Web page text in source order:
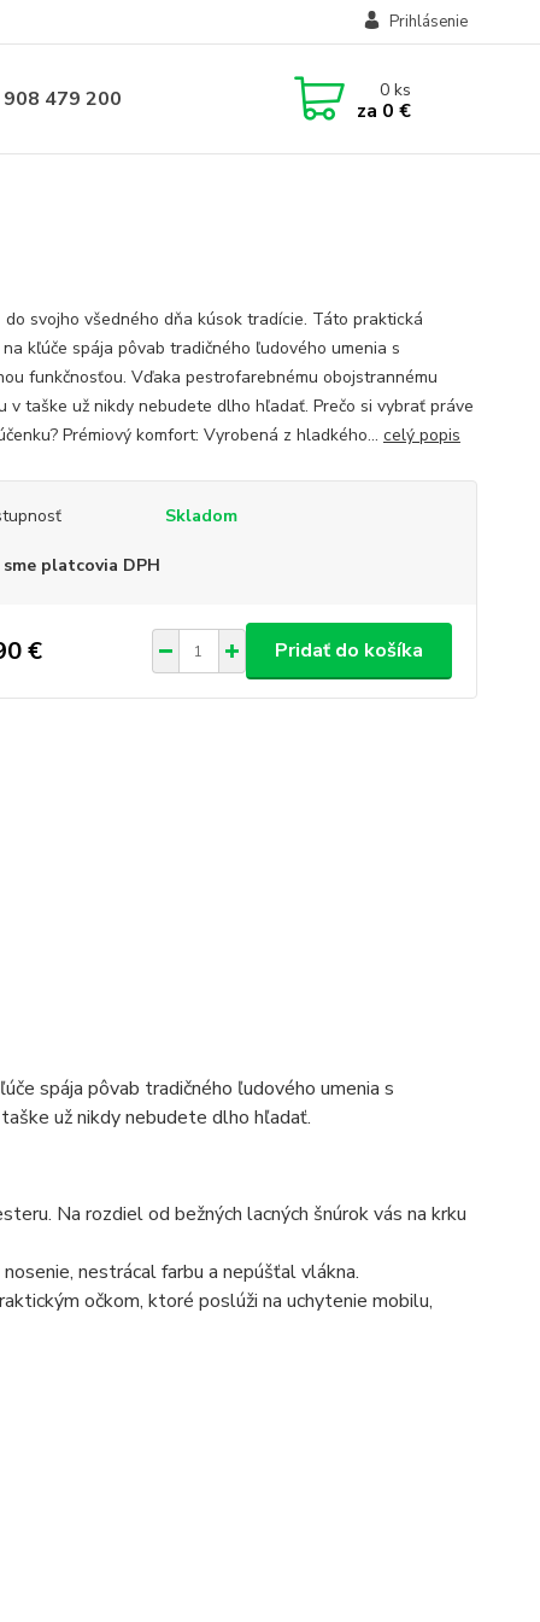
Prihlásenie
479 200 0ks
za 0 €
do svojho všedného dňa kúsok tradície. Táto praktická
kľúče spája pôvab tradičného ľudového umenia s
funkčnosťou. Vďaka pestrofarebnému obojstrannému
v taške už nikdy nebudete dlho hľadať. Prečo si vybrať práve
Prémiový komfort: Vyrobená z hladkého... celý popis
Skladom
sme platcovia DPH
€ Pridať do košíka
spája pôvab tradičného ľudového umenia s
už nikdy nebudete dlho hľadať.
Na rozdiel od bežných lacných šnúrok vás na krku
nestrácal farbu a nepúšťal vlákna.
očkom, ktoré poslúži na uchytenie mobilu,